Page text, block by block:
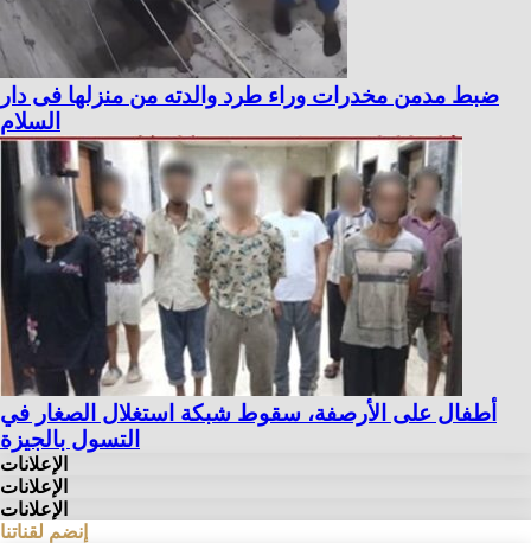
ضبط مدمن مخدرات وراء طرد والدته من منزلها فى دار
السلام
أطفال على الأرصفة، سقوط شبكة استغلال الصغار في
التسول بالجيزة
الإعلانات
الإعلانات
الإعلانات
إنضم لقناتنا